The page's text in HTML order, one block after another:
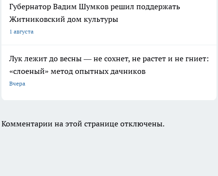
Губернатор Вадим Шумков решил поддержать
Житниковский дом культуры
1 августа
Лук лежит до весны — не сохнет, не растет и не гниет:
«слоеный» метод опытных дачников
Вчера
Комментарии на этой странице отключены.